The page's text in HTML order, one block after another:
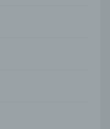
juristische